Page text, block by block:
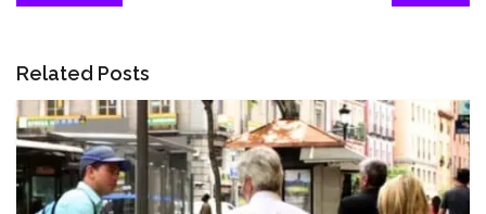
Related Posts